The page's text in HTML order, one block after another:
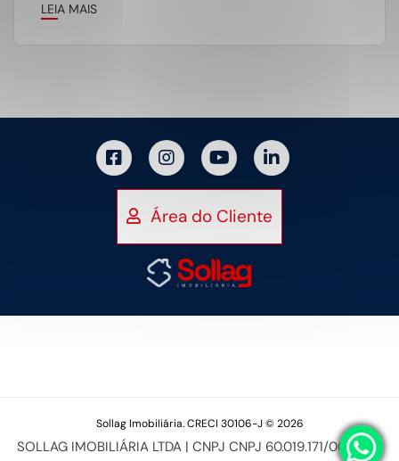
LEIA MAIS
Área do Cliente
Sollag Imobiliária. CRECI 30106-J © 2026
SOLLAG IMOBILIÁRIA LTDA | CNPJ CNPJ 60.019.171/0001-94